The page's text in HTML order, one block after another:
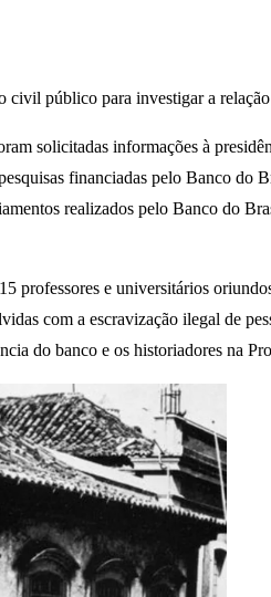
público para investigar a
solicitadas informações à
financiadas pelo Banco
realizados pelo Banco do
e universitários
com a escravização ilegal de
do banco e os historiadores na